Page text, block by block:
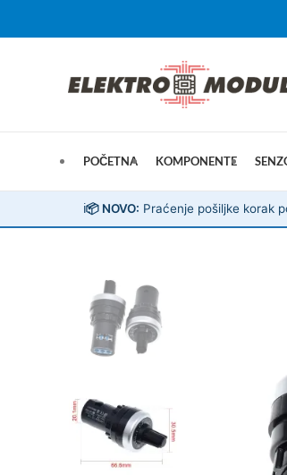
POČETNA KOMPONENTE
ℹ️📦 NOVO: Praćenje pošiljke korak